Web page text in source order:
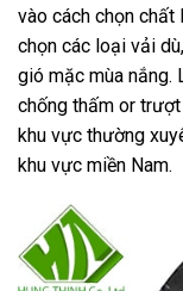
vào cách chọn chất
chọn các loại vải
gió mặc mùa nắng.
chống thấm or
khu vực thường
khu vực miền Nam.